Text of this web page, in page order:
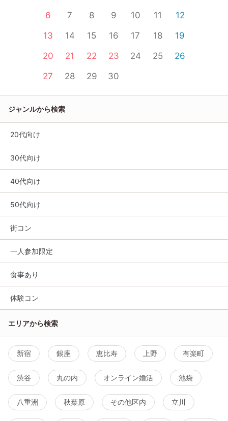
6
7 8 9 10 11
12
13
14 15 16 17 18
19
20
21 22 23 24 25
26
27
28 29 30
ジャンルから検索
20代向け
30代向け
40代向け
50代向け
街コン
一人参加限定
食事あり
体験コン
エリアから検索
新宿 銀座 恵比寿 上野 有楽町
渋谷 丸の内 オンライン婚活 池袋
八重洲 秋葉原 その他区内 立川